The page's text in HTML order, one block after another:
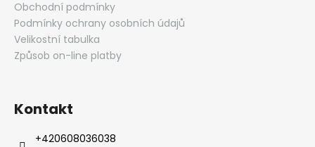
Obchodní podmínky
Podmínky ochrany osobních údajů
Velikostní tabulka
Způsob on-line platby
Kontakt
‭+420608036038